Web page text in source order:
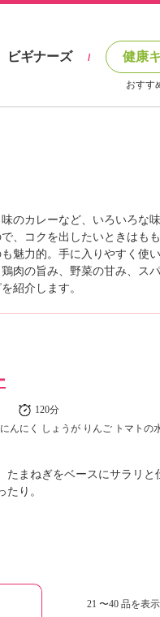
ビギナーズ / 健康
おすす
のカレーなど、いろいろな
、コクを出したいときはもも
魅力的。手に入りやすく使
肉の旨み、野菜の甘み、ス
紹介します。
120分
んにく しょうが りんご トマトの
たまねぎをベースにサラリと
たり。
21 〜40 品を表